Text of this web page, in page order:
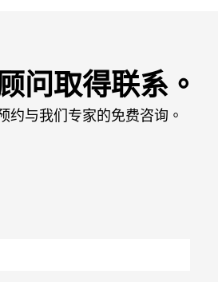
问取得联系。
约与我们专家的免费咨询。